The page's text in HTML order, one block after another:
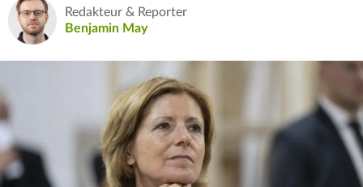
Redakteur & Reporter
Benjamin May